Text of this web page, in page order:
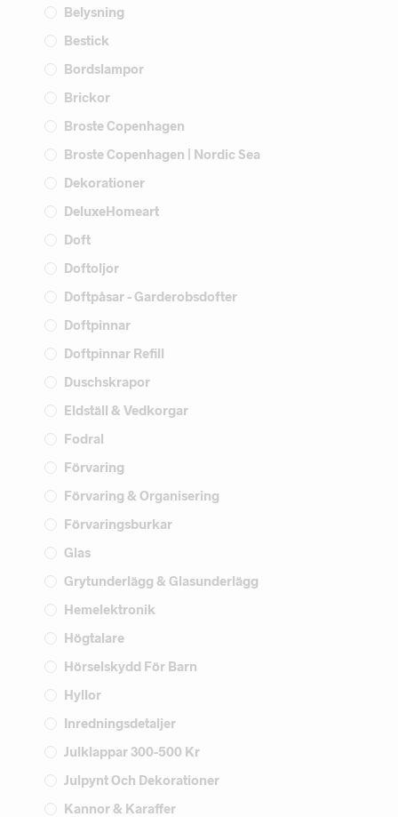
Belysning
Bestick
Bordslampor
Brickor
Broste Copenhagen
Broste Copenhagen | Nordic Sea
Dekorationer
DeluxeHomeart
Doft
Doftoljor
Doftpåsar - Garderobsdofter
Doftpinnar
Doftpinnar Refill
Duschskrapor
Eldställ & Vedkorgar
Fodral
Förvaring
Förvaring & Organisering
Förvaringsburkar
Glas
Grytunderlägg & Glasunderlägg
Hemelektronik
Högtalare
Hörselskydd För Barn
Hyllor
Inredningsdetaljer
Julklappar 300-500 Kr
Julpynt Och Dekorationer
Kannor & Karaffer